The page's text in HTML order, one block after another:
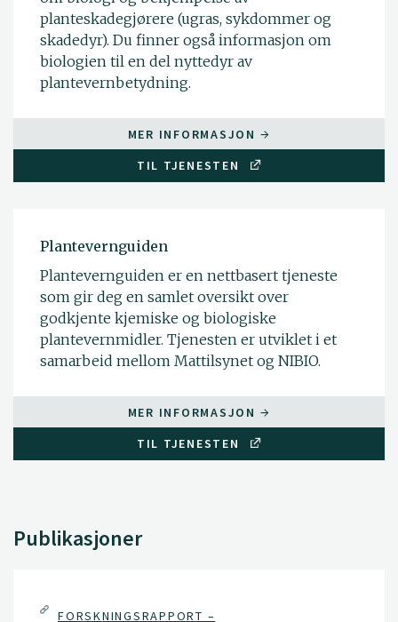
planteskadegjørere (ugras, sykdommer og
skadedyr). Du finner også informasjon om
biologien til en del nyttedyr av
plantevernbetydning.
MER INFORMASJON
TIL TJENESTEN
Plantevernguiden
Plantevernguiden er en nettbasert tjeneste
som gir deg en samlet oversikt over
godkjente kjemiske og biologiske
plantevernmidler. Tjenesten er utviklet i et
samarbeid mellom Mattilsynet og NIBIO.
MER INFORMASJON
TIL TJENESTEN
Publikasjoner
FORSKNINGSRAPPORT –